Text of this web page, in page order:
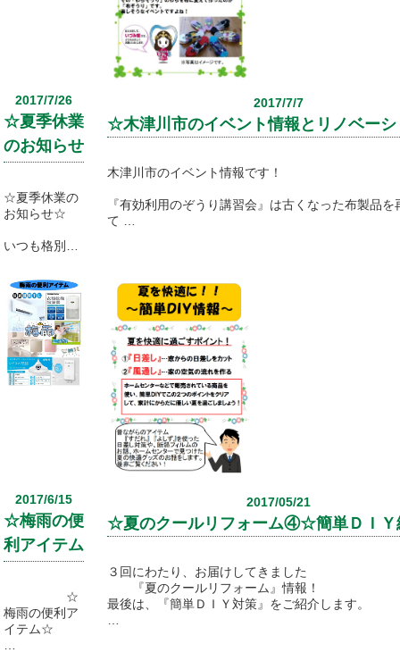
なりますよ！
詳細はタイト
ルをクリック
合わせは
受け付けてお
りますので、
よろしく
2017/7/26
☆夏季休業
のお知らせ
☆夏季休業の
お知らせ☆
いつも格別の
ありがとうご
ざいます。
誠に勝手なが
ら、アスマイ
ルリフォーム
の店舗は
８月１３日
（日）～１７
からのお問い
合わせは、夏
季休業の
間も受け付け
いたします。
2017/7/7
☆木津川市のイベント情報とリノベー
木津川市のイベント情報です！
『有効利用のぞうり講習会』は古くなった布製品を
て
について
考えたいものですね！
布ぞうりを通して昔の生活の環境に対する負荷につ
え、
また、自身のライフスタイルを考えるのもいいで
布製品からの「布ぞうり」へのリサイクルは
中古住宅に新たな価値を生み出す
家の『リノベーション』と同じですね！
今回の最新情報は木津川市のイベント情報と家のリ
お話です！是非ご覧くださいね！
タイトルをクリックしていただくとご覧になれま
スタッフ一同、楽しみにお待ちしております(^^♪
今日は七夕ですね！みなさんの願いがかないます
2017/6/15
☆梅雨の便
利アイテム
☆
梅雨の便利ア
イテム☆
2017/05/21
☆夏のクールリフォーム④☆簡単ＤＩＹ
３回にわたり、お届けしてきました
『夏のクールリフォーム』情報！
最後は、『簡単ＤＩＹ対策』をご紹介します。